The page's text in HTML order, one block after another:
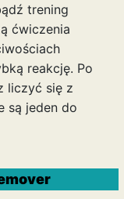
trening
ćwiczenia
reakcję. Po
liczyć się z
są jeden do